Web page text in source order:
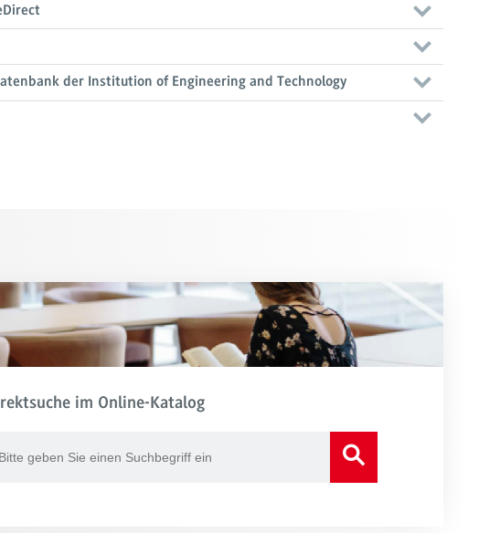
der Institution of Engineering and Technology
im Online-Katalog